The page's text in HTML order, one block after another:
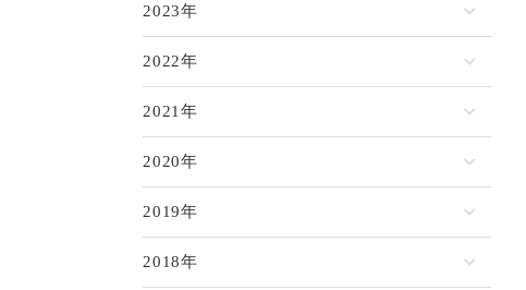
2023年
2022年
2021年
2020年
2019年
2018年